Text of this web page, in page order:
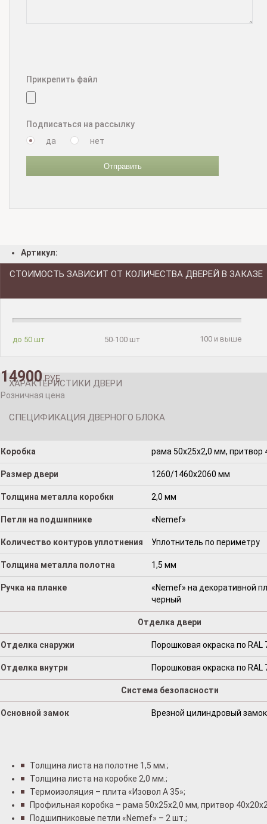
Прикрепить файл
Подписаться на рассылку
да
нет
Отправить
Артикул:
СТОИМОСТЬ ЗАВИСИТ ОТ КОЛИЧЕСТВА ДВЕРЕЙ В ЗАКАЗЕ
до 50 шт 50-100 шт 100 и выше
14900 РУБ.
Розничная цена
ХАРАКТЕРИСТИКИ ДВЕРИ
СПЕЦИФИКАЦИЯ ДВЕРНОГО БЛОКА
Коробка рама 50x25x2,0 мм, притвор
Размер двери 1260/1460х2060 мм
Толщина металла коробки 2,0 мм
Петли на подшипнике «Nemef»
Количество контуров уплотнения Уплотнитель по периметру
Толщина металла полотна 1,5 мм
Ручка на планке
«Nemef» на декоративной
черный
Отделка двери
Отделка снаружи Порошковая окраска по RAL
Отделка внутри Порошковая окраска по RAL
Система безопасности
Основной замок Врезной цилиндровый
Толщина листа на полотне 1,5 мм.;
Толщина листа на коробке 2,0 мм.;
Термоизоляция – плита «Изовол А 35»;
Профильная коробка – рама 50x25x2,0 мм, притвор
Подшипниковые петли «Nemef» – 2 шт.;